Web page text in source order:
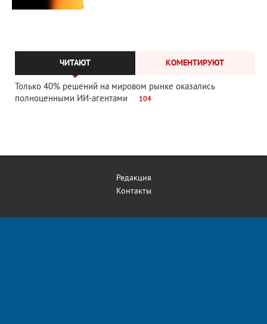
ЧИТАЮТ КОМЕНТИРУЮТ
Только 40% решений на мировом рынке оказались
полноценными ИИ-агентами
104
Редакция
Контакты